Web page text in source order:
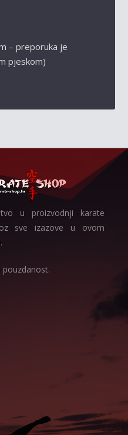
– preporuka je
pjeskom)
u proizvodnji karate
sve izazove u ovom
pouzdanost.